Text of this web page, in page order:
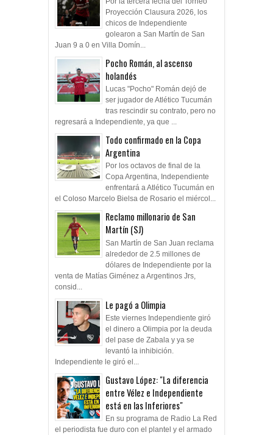
Proyección Clausura 2026, los
chicos de Independiente
golearon a San Martín de San
Juan 9 a 0 en Villa Domín...
Pocho Román, al ascenso
holandés
Lucas "Pocho" Román dejó de
ser jugador de Atlético Tucumán
tras rescindir su contrato, pero no
regresará a Independiente, ya que ...
Todo confirmado en la Copa
Argentina
Por los octavos de final de la
Copa Argentina, Independiente
enfrentará a Atlético Tucumán en
el Coloso Marcelo Bielsa de Rosario el miércol...
Reclamo millonario de San
Martín (SJ)
San Martín de San Juan reclama
alrededor de 2.5 millones de
dólares de Independiente por la
venta de Matías Giménez a Argentinos Jrs,
consid...
Le pagó a Olimpia
Este viernes Independiente giró
el dinero a Olimpia por la deuda
del pase de Zabala y ya se
levantó la inhibición.
Independiente le giró el...
Gustavo López: "La diferencia
entre Vélez e Independiente
está en las Inferiores"
En su programa de Radio La Red
el periodista fue duro con el plantel y el armado